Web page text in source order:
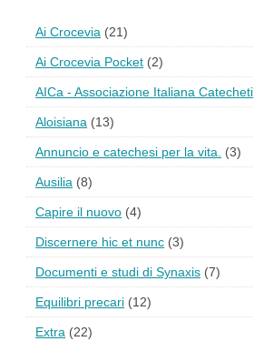
Ai Crocevia (21)
Ai Crocevia Pocket (2)
AICa - Associazione Italiana Catecheti
Aloisiana (13)
Annuncio e catechesi per la vita. (3)
Ausilia (8)
Capire il nuovo (4)
Discernere hic et nunc (3)
Documenti e studi di Synaxis (7)
Equilibri precari (12)
Extra (22)